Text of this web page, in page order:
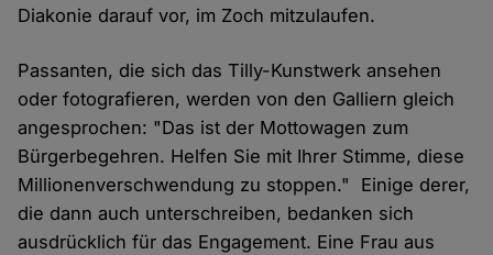
Diakonie darauf vor, im Zoch mitzulaufen.
Passanten, die sich das Tilly-Kunstwerk ansehen
oder fotografieren, werden von den Galliern gleich
angesprochen: "Das ist der Mottowagen zum
Bürgerbegehren. Helfen Sie mit Ihrer Stimme, diese
Millionenverschwendung zu stoppen." Einige derer,
die dann auch unterschreiben, bedanken sich
ausdrücklich für das Engagement. Eine Frau aus